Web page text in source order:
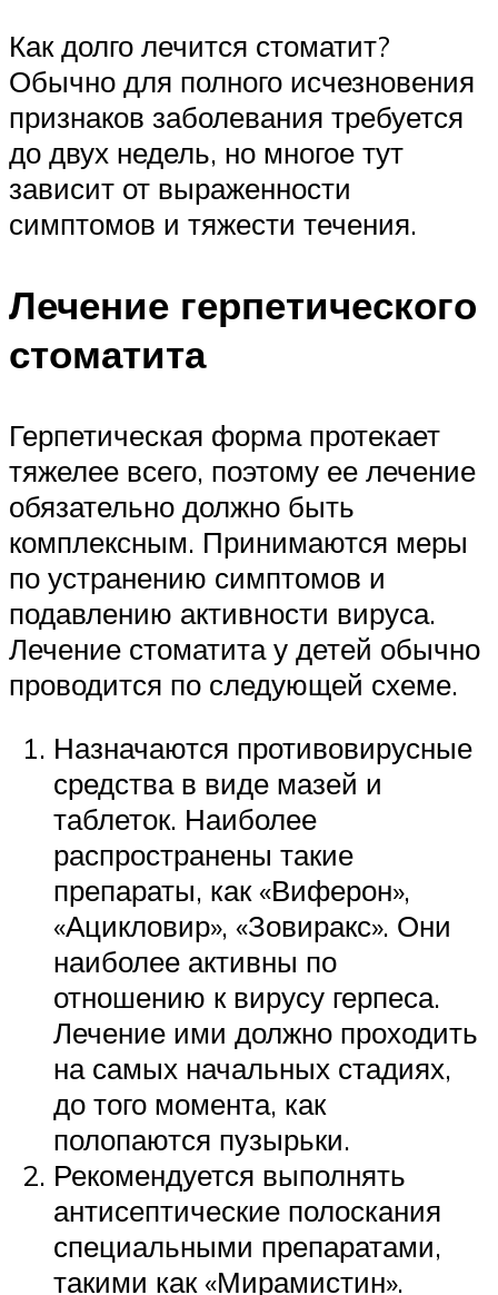
Как долго лечится стоматит?
Обычно для полного исчезновения
признаков заболевания требуется
до двух недель, но многое тут
зависит от выраженности
симптомов и тяжести течения.
Лечение герпетического
стоматита
Герпетическая форма протекает
тяжелее всего, поэтому ее лечение
обязательно должно быть
комплексным. Принимаются меры
по устранению симптомов и
подавлению активности вируса.
Лечение стоматита у детей обычно
проводится по следующей схеме.
Назначаются противовирусные
средства в виде мазей и
таблеток. Наиболее
распространены такие
препараты, как «Виферон»,
«Ацикловир», «Зовиракс». Они
наиболее активны по
отношению к вирусу герпеса.
Лечение ими должно проходить
на самых начальных стадиях,
до того момента, как
полопаются пузырьки.
Рекомендуется выполнять
антисептические полоскания
специальными препаратами,
такими как «Мирамистин».